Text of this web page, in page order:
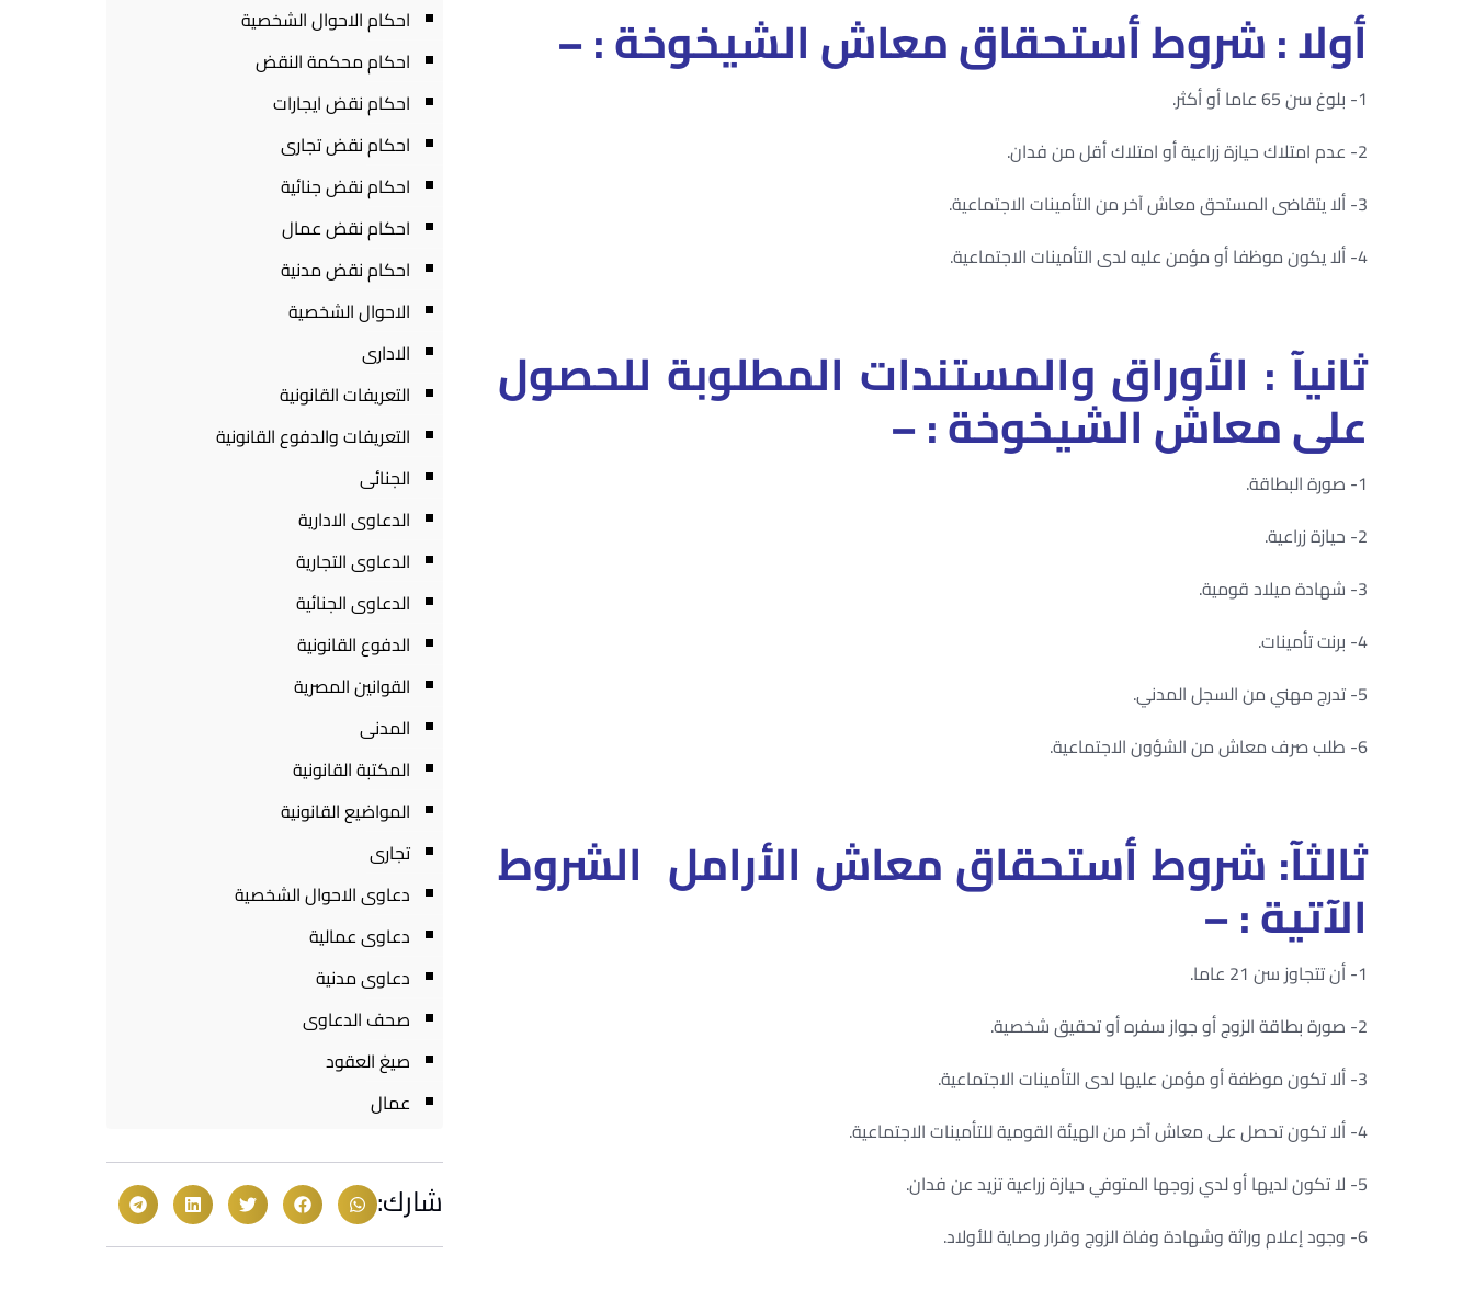
أولا : شروط أستحقاق معاش الشيخوخة : –
1- بلوغ سن 65 عاما أو أكثر.
2- عدم امتلاك حيازة زراعية أو امتلاك أقل من فدان.
3- ألا يتقاضى المستحق معاش آخر من التأمينات الاجتماعية.
4- ألا يكون موظفا أو مؤمن عليه لدى التأمينات الاجتماعية.
ثانيآ : الأوراق والمستندات المطلوبة للحصول
على معاش الشيخوخة : –
1- صورة البطاقة.
2- حيازة زراعية.
3- شهادة ميلاد قومية.
4- برنت تأمينات.
5- تدرج مهني من السجل المدني.
6- طلب صرف معاش من الشؤون الاجتماعية.
ثالثآ: شروط أستحقاق معاش الأرامل الشروط
الآتية : –
1- أن تتجاوز سن 21 عاما.
2- صورة بطاقة الزوج أو جواز سفره أو تحقيق شخصية.
3- ألا تكون موظفة أو مؤمن عليها لدى التأمينات الاجتماعية.
4- ألا تكون تحصل على معاش آخر من الهيئة القومية للتأمينات الاجتماعية.
5- لا تكون لديها أو لدي زوجها المتوفي حيازة زراعية تزيد عن فدان.
6- وجود إعلام وراثة وشهادة وفاة الزوج وقرار وصاية للأولاد.
احكام الاحوال الشخصية
احكام محكمة النقض
احكام نقض ايجارات
احكام نقض تجارى
احكام نقض جنائية
احكام نقض عمال
احكام نقض مدنية
الاحوال الشخصية
الادارى
التعريفات القانونية
التعريفات والدفوع القانونية
الجنائى
الدعاوى الادارية
الدعاوى التجارية
الدعاوى الجنائية
الدفوع القانونية
القوانين المصرية
المدنى
المكتبة القانونية
المواضيع القانونية
تجارى
دعاوى الاحوال الشخصية
دعاوى عمالية
دعاوى مدنية
صحف الدعاوى
صيغ العقود
عمال
شارك: